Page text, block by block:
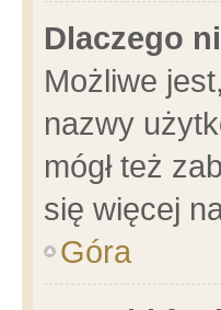
Dlaczego
Możliwe
nazwy
mógł też
się więcej
Góra